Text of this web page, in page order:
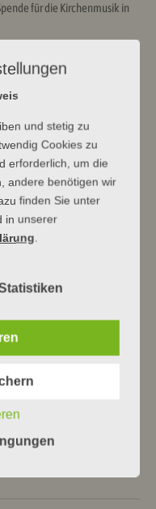
für die Kirchenmusik in
Weihnachtsbäckerei
und stetig zu
Cookies zu
erforderlich, um die
andere benötigen wir
finden Sie unter
in unserer